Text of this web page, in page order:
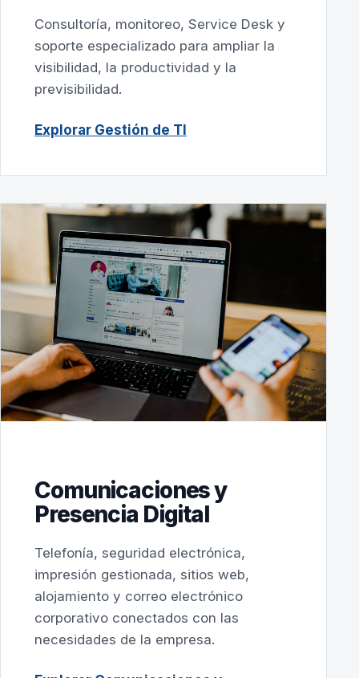
Consultoría, monitoreo, Service Desk y
soporte especializado para ampliar la
visibilidad, la productividad y la
previsibilidad.
Explorar Gestión de TI
Comunicaciones y
Presencia Digital
Telefonía, seguridad electrónica,
impresión gestionada, sitios web,
alojamiento y correo electrónico
corporativo conectados con las
necesidades de la empresa.